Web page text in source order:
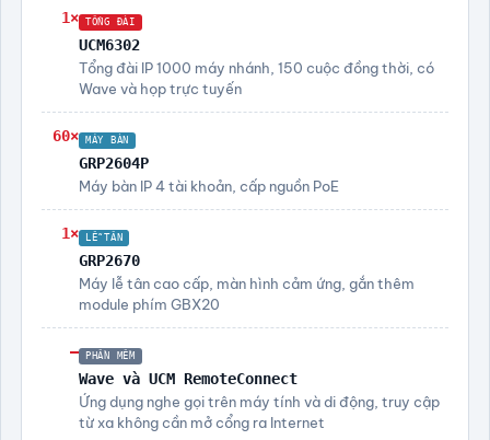
1× TỔNG ĐÀI
UCM6302
Tổng đài IP 1000 máy nhánh, 150 cuộc đồng thời, có
Wave và họp trực tuyến
60× MÁY BÀN
GRP2604P
Máy bàn IP 4 tài khoản, cấp nguồn PoE
1× LỄ TÂN
GRP2670
Máy lễ tân cao cấp, màn hình cảm ứng, gắn thêm
module phím GBX20
— PHẦN MỀM
Wave và UCM RemoteConnect
Ứng dụng nghe gọi trên máy tính và di động, truy cập
từ xa không cần mở cổng ra Internet